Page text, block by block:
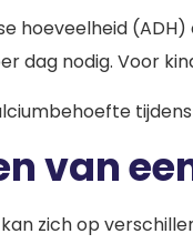
hoeveelheid
dag nodig. Voor
van
zich op